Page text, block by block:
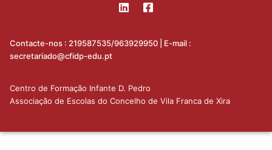
FAQ
Contacte-nos : 219587535/963929950 | E-mail :
secretariado@cfidp-edu.pt
Centro de Formação Infante D. Pedro
Associação de Escolas do Concelho de Vila Franca de Xira